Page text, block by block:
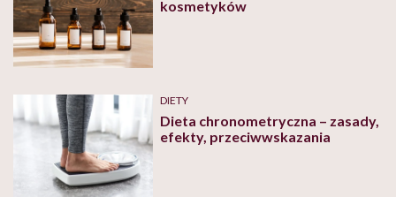
kosmetyków
DIETY
Dieta chronometryczna – zasady,
efekty, przeciwwskazania